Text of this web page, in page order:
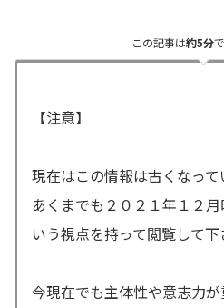
この記事は約5分
【注意】
現在はこの情報は古くなって
あくまでも２０２１年１２
いう視点を持って閲覧して下
今現在でも主体性や意志力